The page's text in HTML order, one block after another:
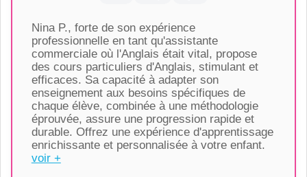
Nina P., forte de son expérience
professionnelle en tant qu'assistante
commerciale où l'Anglais était vital, propose
des cours particuliers d'Anglais, stimulant et
efficaces. Sa capacité à adapter son
enseignement aux besoins spécifiques de
chaque élève, combinée à une méthodologie
éprouvée, assure une progression rapide et
durable. Offrez une expérience d'apprentissage
enrichissante et personnalisée à votre enfant.
voir +